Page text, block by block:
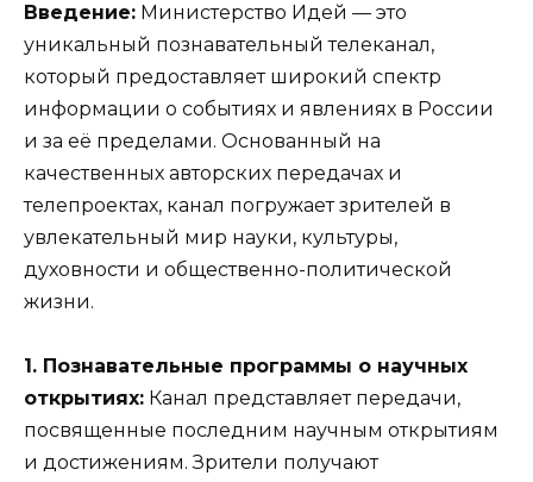
Введение: Министерство Идей — это
уникальный познавательный телеканал,
который предоставляет широкий спектр
информации о событиях и явлениях в России
и за её пределами. Основанный на
качественных авторских передачах и
телепроектах, канал погружает зрителей в
увлекательный мир науки, культуры,
духовности и общественно-политической
жизни.
1. Познавательные программы о научных
открытиях: Канал представляет передачи,
посвященные последним научным открытиям
и достижениям. Зрители получают